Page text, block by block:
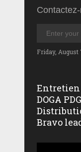
Friday, August
Entretien
DOGA
Bravo